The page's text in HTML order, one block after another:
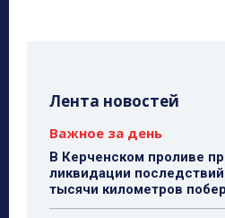
Лента новостей
Важное за день
В Керченском проливе
ликвидации
тысячи километров